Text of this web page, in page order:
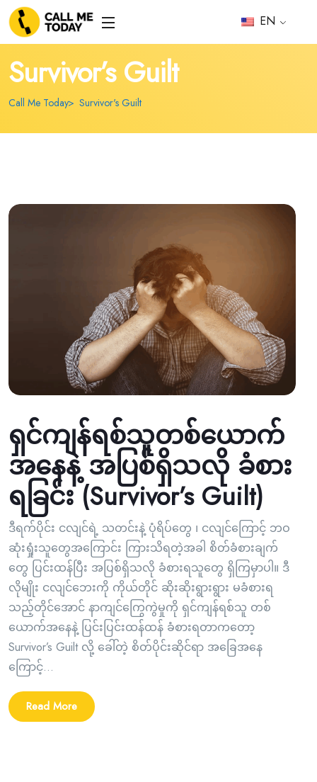
EN
Survivor’s Guilt
Call Me Today Survivor's Guilt
ရှင်ကျန်ရစ်သူတစ်ယောက်
အနေနဲ့ အပြစ်ရှိသလို ခံစား
ရခြင်း (Survivor’s Guilt)
ဒီရက်ပိုင်း ငလျင်ရဲ့ သတင်းနဲ့ ပုံရိပ်တွေ ၊ ငလျင်ကြောင့် ဘဝ
ဆုံးရှုံးသူတွေအကြောင်း ကြားသိရတဲ့အခါ စိတ်ခံစားချက်
တွေ ပြင်းထန်ပြီး အပြစ်ရှိသလို ခံစားရသူတွေ ရှိကြမှာပါ။ ဒီ
လိုမျိုး ငလျင်ဘေးကို ကိုယ်တိုင် ဆိုးဆိုးရွားရွား မခံစားရ
သည့်တိုင်အောင် နာကျင်ကြွေကွဲမှုကို ရှင်ကျန်ရစ်သူ တစ်
ယောက်အနေနဲ့ ပြင်းပြင်းထန်ထန် ခံစားရတာကတော့
Survivor’s Guilt လို့ ခေါ်တဲ့ စိတ်ပိုင်းဆိုင်ရာ အခြေအနေ
ကြောင့်...
Read More